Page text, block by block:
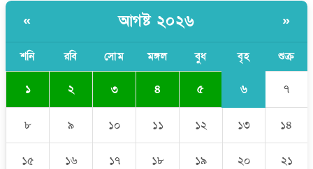
পরকীয়ার অভিযোগে গ্রামবাসীর হাতে আটক কনটেন্ট ক্রিয়েটর রিপন মিয়া
« আগষ্ট ২০২৬ »
শনি রবি সোম মঙ্গল বুধ বৃহ শুক্র
১ ২ ৩ ৪ ৫ ৬ ৭
৮ ৯ ১০ ১১ ১২ ১৩ ১৪
১৫ ১৬ ১৭ ১৮ ১৯ ২০ ২১